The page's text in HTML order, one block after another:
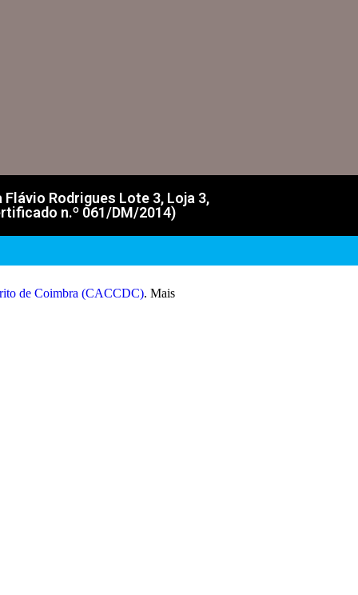
Rodrigues Lote 3, Loja 3,
n.º 061/DM/2014)
de Coimbra (CACCDC). Mais